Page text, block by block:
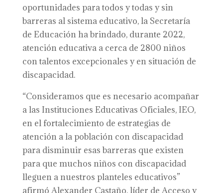
oportunidades para todos y todas y sin
barreras al sistema educativo, la Secretaría
de Educación ha brindado, durante 2022,
atención educativa a cerca de 2800 niños
con talentos excepcionales y en situación de
discapacidad.
“Consideramos que es necesario acompañar
a las Instituciones Educativas Oficiales, IEO,
en el fortalecimiento de estrategias de
atención a la población con discapacidad
para disminuir esas barreras que existen
para que muchos niños con discapacidad
lleguen a nuestros planteles educativos”
afirmó Alexander Castaño, líder de Acceso y